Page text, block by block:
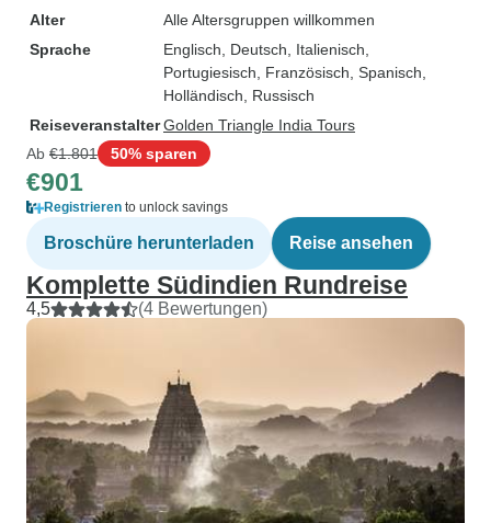
Alter
Alle Altersgruppen willkommen
Sprache
Englisch, Deutsch, Italienisch,
Portugiesisch, Französisch, Spanisch,
Holländisch, Russisch
ReiseveranstalterGolden Triangle India Tours
Ab €1.801 50% sparen
€901
Registrieren to unlock savings
Broschüre herunterladen Reise ansehen
Komplette Südindien Rundreise
4,5 (4 Bewertungen)